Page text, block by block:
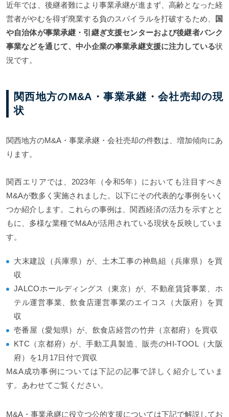
近年では、後継者難により事業承継が進まず、高齢となった経
営者がやむを得ず廃業する負のスパイラルを打破するため、
国
や自治体が事業承継・引継ぎ支援センターおよび後継者バンク
事業などを通じて、中小企業の事業承継支援に注力している状
況です。
関西地方のM&A・事業承継・会社売却の現
状
関西地方のM&A・事業承継・会社売却の件数は、増加傾向にあ
ります。
関西エリアでは、2023年（令和5年）においても注目すべき
M&Aが数多く実施されました。以下にその代表的な事例をいく
つか紹介します。これらの事例は、関西経済の活力を示すとと
もに、多様な業種でM&Aが活用されている現状を反映していま
す。
大末建設（兵庫県）が、土木工事の神島組（兵庫県）を買
収
JALCOホールディングス（東京）が、不動産賃貸事業、ホ
テル運営事業、飲食店運営事業のエイコス（大阪府）を買
収
壱番屋（愛知県）が、飲食店経営の竹井（京都府）を買収
KTC（京都府）が、手動工具製造、販売のHI-TOOL（大阪
府）を1月17日付で買収
M&A成功事例については下記の記事で詳しく紹介していま
す。あわせてご覧ください。
M&A・事業承継に役立つ公的支援については下記で解説してお